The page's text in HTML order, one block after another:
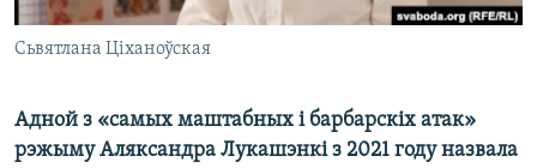
Сьвятлана Ціханоўская
Адной з «самых маштабных і барбарскіх атак»
рэжыму Аляксандра Лукашэнкі з 2021 году назвала